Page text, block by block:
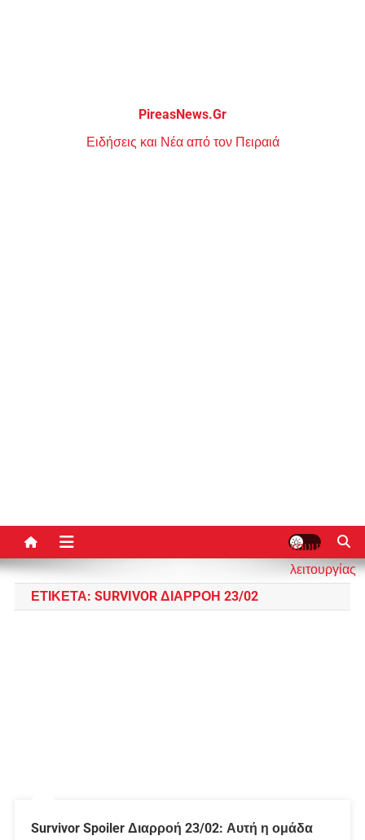
PireasNews.Gr
Ειδήσεις και Νέα από τον Πειραιά
κουμπί
λειτουργίας
ΕΤΙΚΈΤΑ: SURVIVOR ΔΙΑΡΡΟΉ 23/02
Survivor Spoiler Διαρροή 23/02: Αυτή η ομάδα